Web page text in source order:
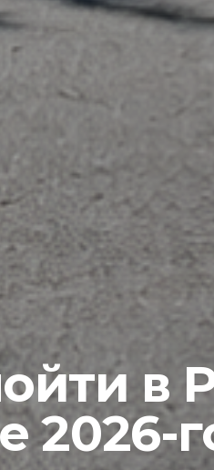
в
2026-